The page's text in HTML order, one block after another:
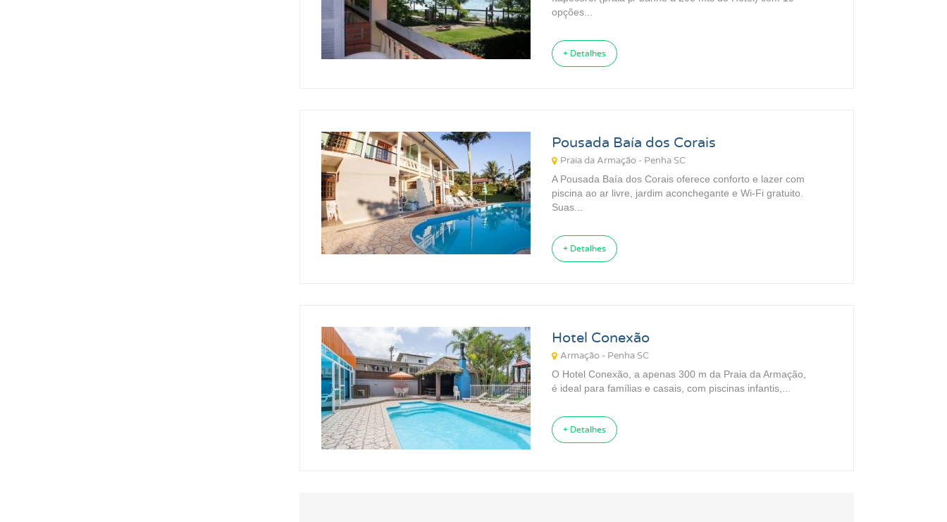
opções...
+ Detalhes
Pousada Baía dos Corais
Praia da Armação - Penha SC
A Pousada Baía dos Corais oferece conforto e lazer com
piscina ao ar livre, jardim aconchegante e Wi-Fi gratuito.
Suas...
+ Detalhes
Hotel Conexão
Armação - Penha SC
O Hotel Conexão, a apenas 300 m da Praia da Armação,
é ideal para famílias e casais, com piscinas infantis,...
+ Detalhes